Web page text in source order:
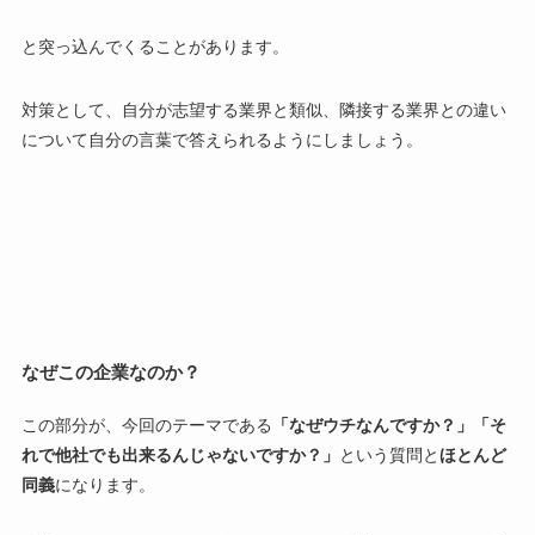
と突っ込んでくることがあります。
対策として、自分が志望する業界と類似、隣接する業界との違い
について自分の言葉で答えられるようにしましょう。
なぜこの企業なのか？
この部分が、今回のテーマである
「なぜウチなんですか？」「そ
れで他社でも出来るんじゃないですか？」 という質問とほとんど
同義になります。